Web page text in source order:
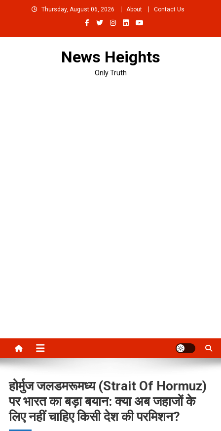
Thursday, August 06, 2026 About Contact Us
News Heights
Only Truth
होर्मुज जलडमरूमध्य (Strait Of Hormuz)
पर भारत का बड़ा बयान: क्या अब जहाजों के
लिए नहीं चाहिए किसी देश की परमिशन?